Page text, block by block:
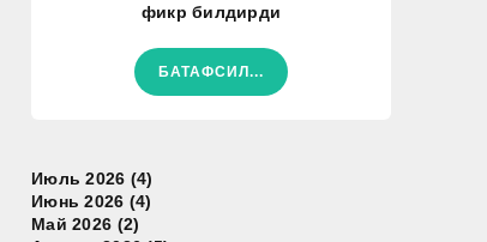
фикр билдирди
БАТАФСИЛ...
Июль 2026 (4)
Июнь 2026 (4)
Май 2026 (2)